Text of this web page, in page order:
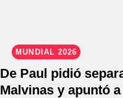
MUNDIAL 2026
De Paul pidió
Malvinas y apuntó